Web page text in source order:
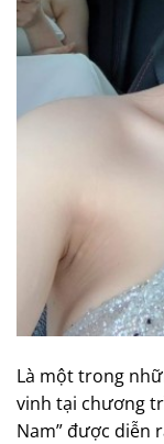
Là một trong
vinh tại chương
Nam” được diễn